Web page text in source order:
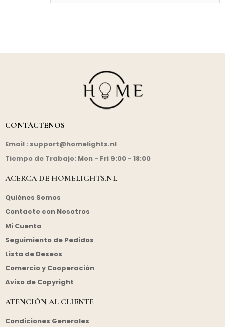
CONTÁCTENOS
Email : support@homelights.nl
Tiempo de Trabajo: Mon - Fri 9:00 - 18:00
ACERCA DE HOMELIGHTS.NL
Quiénes Somos
Contacte con Nosotros
Mi Cuenta
Seguimiento de Pedidos
Lista de Deseos
Comercio y Cooperación
Aviso de Copyright
ATENCIÓN AL CLIENTE
Condiciones Generales